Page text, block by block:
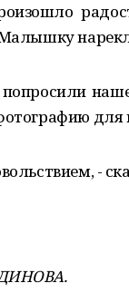
для
-